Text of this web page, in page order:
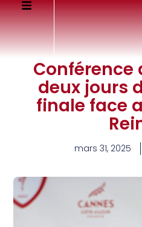
Conférence
deux jours
finale face
mars 31, 2025